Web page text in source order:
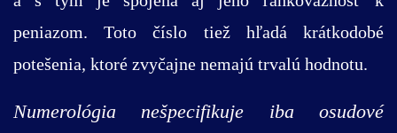
peniazom. Toto číslo tiež hľadá krátkodobé
potešenia, ktoré zvyčajne nemajú trvalú hodnotu.
Numerológia nešpecifikuje iba osudové